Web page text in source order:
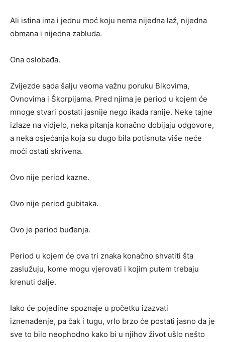
Ali istina ima i jednu moć koju nema nijedna laž, nijedna
obmana i nijedna zabluda.
Ona oslobađa.
Zvijezde sada šalju veoma važnu poruku Bikovima,
Ovnovima i Škorpijama. Pred njima je period u kojem će
mnoge stvari postati jasnije nego ikada ranije. Neke tajne
izlaze na vidjelo, neka pitanja konačno dobijaju odgovore,
a neka osjećanja koja su dugo bila potisnuta više neće
moći ostati skrivena.
Ovo nije period kazne.
Ovo nije period gubitaka.
Ovo je period buđenja.
Period u kojem će ova tri znaka konačno shvatiti šta
zaslužuju, kome mogu vjerovati i kojim putem trebaju
krenuti dalje.
Iako će pojedine spoznaje u početku izazvati
iznenađenje, pa čak i tugu, vrlo brzo će postati jasno da je
sve to bilo neophodno kako bi u njihov život ušlo nešto